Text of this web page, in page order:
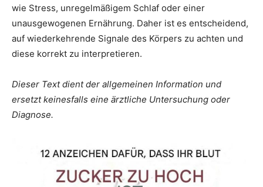
wie Stress, unregelmäßigem Schlaf oder einer
unausgewogenen Ernährung. Daher ist es entscheidend,
auf wiederkehrende Signale des Körpers zu achten und
diese korrekt zu interpretieren.
Dieser Text dient der allgemeinen Information und
ersetzt keinesfalls eine ärztliche Untersuchung oder
Diagnose.